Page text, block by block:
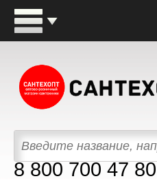
8 800 700 47 80